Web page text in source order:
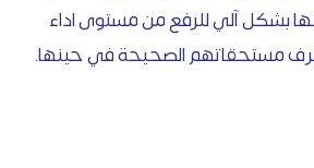
بشكل آلي للرفع من مستوى اداء
مستحقاتهم الصحيحة في حينها.